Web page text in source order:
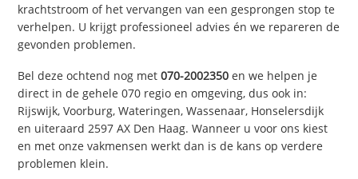
krachtstroom of het vervangen van een gesprongen stop te
verhelpen. U krijgt professioneel advies én we repareren de
gevonden problemen.
Bel deze ochtend nog met070-2002350 en we helpen je
direct in de gehele 070 regio en omgeving, dus ook in:
Rijswijk, Voorburg, Wateringen, Wassenaar, Honselersdijk
en uiteraard 2597 AX Den Haag. Wanneer u voor ons kiest
en met onze vakmensen werkt dan is de kans op verdere
problemen klein.